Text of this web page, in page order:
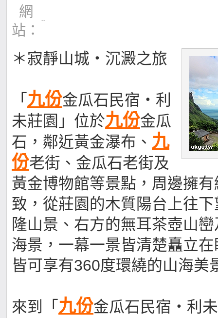
網
站：
--
＊寂靜山城‧沉澱之旅
「 九份金瓜石民宿‧利
未莊園」位於九份金瓜
石，鄰近黃金瀑布、 九
份老街、金瓜石老街及
黃金博物館等景點，周邊擁
致，從莊園的木質陽台上往
隆山景、右方的無耳茶壺山
海景，一幕一景皆清楚矗立
皆可享有360度環繞的山海美
來到「 九份金瓜石民宿‧利